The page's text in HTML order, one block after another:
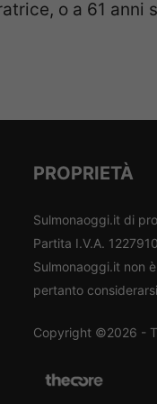
o a 61 anni
PROPRIETÀ
Sulmonaoggi.it di
Partita I.V.A.
Sulmonaoggi.it non
pertanto
Copyright ©2026 -